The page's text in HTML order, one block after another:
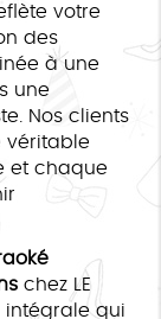
votre
des
à une
une
Nos clients
véritable
et chaque
chez LE
intégrale qui